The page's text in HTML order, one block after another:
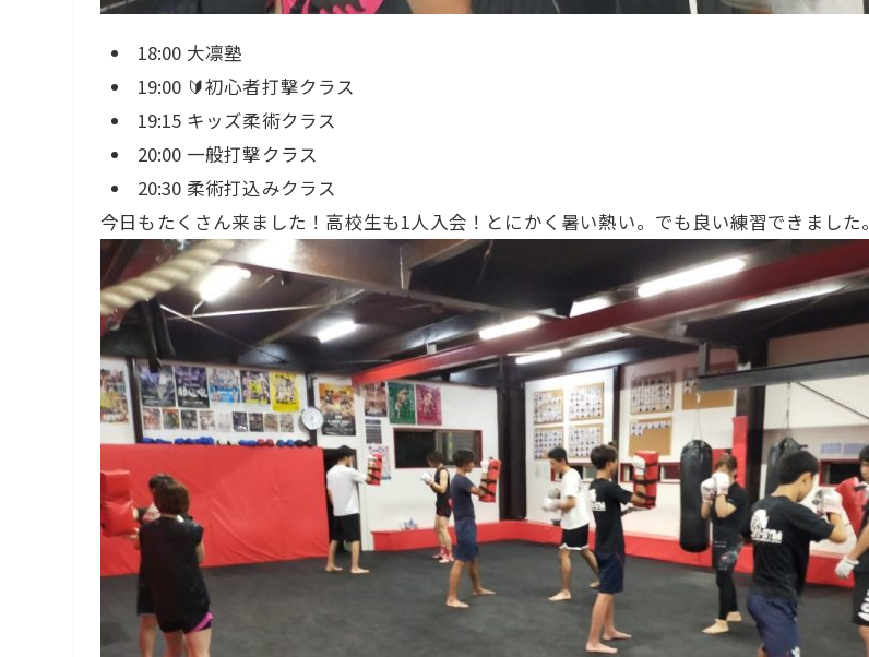
18:00 大凛塾
19:00 🔰初心者打撃クラス
19:15 キッズ柔術クラス
20:00 一般打撃クラス
20:30 柔術打込みクラス
今日もたくさん来ました！高校生も1人入会！とにかく暑い熱い。でも良い練習できました。